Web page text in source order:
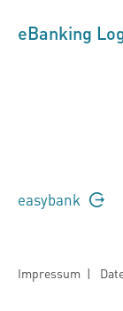
eBanking
easybank
Impressum |